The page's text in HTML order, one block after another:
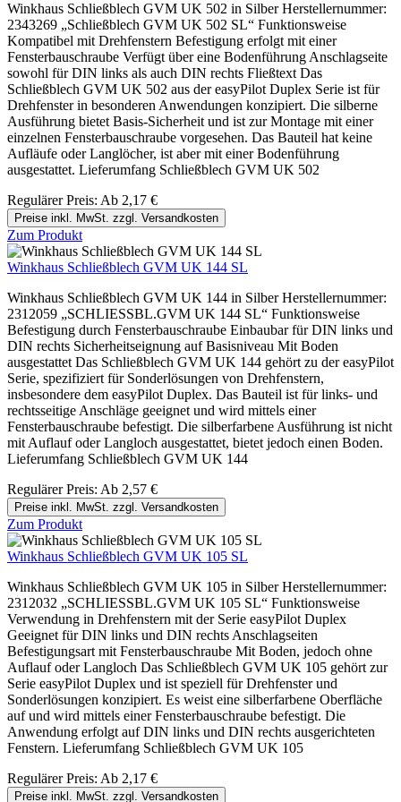
Winkhaus Schließblech GVM UK 502 in Silber Herstellernummer:
2343269 „Schließblech GVM UK 502 SL“ Funktionsweise
Kompatibel mit Drehfenstern Befestigung erfolgt mit einer
Fensterbauschraube Verfügt über eine Bodenführung Anschlagseite
sowohl für DIN links als auch DIN rechts Fließtext Das
Schließblech GVM UK 502 aus der easyPilot Duplex Serie ist für
Drehfenster in besonderen Anwendungen konzipiert. Die silberne
Ausführung bietet Basis-Sicherheit und ist zur Montage mit einer
einzelnen Fensterbauschraube vorgesehen. Das Bauteil hat keine
Aufläufe oder Langlöcher, ist aber mit einer Bodenführung
ausgestattet. Lieferumfang Schließblech GVM UK 502
Regulärer Preis: Ab 2,17 €
Preise inkl. MwSt. zzgl. Versandkosten
Zum Produkt
Winkhaus Schließblech GVM UK 144 SL
Winkhaus Schließblech GVM UK 144 in Silber Herstellernummer:
2312059 „SCHLIESSBL.GVM UK 144 SL“ Funktionsweise
Befestigung durch Fensterbauschraube Einbaubar für DIN links und
DIN rechts Sicherheitseignung auf Basisniveau Mit Boden
ausgestattet Das Schließblech GVM UK 144 gehört zu der easyPilot
Serie, spezifiziert für Sonderlösungen von Drehfenstern,
insbesondere dem easyPilot Duplex. Das Bauteil ist für links- und
rechtsseitige Anschläge geeignet und wird mittels einer
Fensterbauschraube befestigt. Die silberfarbene Ausführung ist nicht
mit Auflauf oder Langloch ausgestattet, bietet jedoch einen Boden.
Lieferumfang Schließblech GVM UK 144
Regulärer Preis: Ab 2,57 €
Preise inkl. MwSt. zzgl. Versandkosten
Zum Produkt
Winkhaus Schließblech GVM UK 105 SL
Winkhaus Schließblech GVM UK 105 in Silber Herstellernummer:
2312032 „SCHLIESSBL.GVM UK 105 SL“ Funktionsweise
Verwendung in Drehfenstern mit der Serie easyPilot Duplex
Geeignet für DIN links und DIN rechts Anschlagseiten
Befestigungsart mit Fensterbauschraube Mit Boden, jedoch ohne
Auflauf oder Langloch Das Schließblech GVM UK 105 gehört zur
Serie easyPilot Duplex und ist speziell für Drehfenster und
Sonderlösungen konzipiert. Es weist eine silberfarbene Oberfläche
auf und wird mittels einer Fensterbauschraube befestigt. Die
Anwendung erfolgt auf DIN links und DIN rechts ausgerichteten
Fenstern. Lieferumfang Schließblech GVM UK 105
Regulärer Preis: Ab 2,17 €
Preise inkl. MwSt. zzgl. Versandkosten